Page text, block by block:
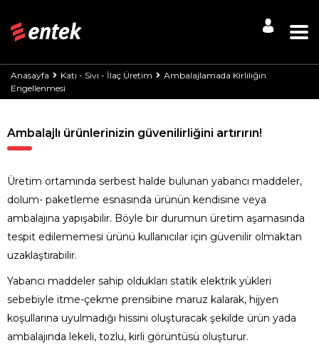
Anasayfa Katı - Sıvı - İlaç Üretim
Ambalajlamada Kirliliğin
Engellenmesi
Ambalajlı ürünlerinizin güvenilirliğini artırırın!
Üretim ortamında serbest halde bulunan yabancı maddeler,
dolum- paketleme esnasında ürünün kendisine veya
ambalajına yapışabilir. Böyle bir durumun üretim aşamasında
tespit edilememesi ürünü kullanıcılar için güvenilir olmaktan
uzaklaştırabilir.
Yabancı maddeler sahip oldukları statik elektrik yükleri
sebebiyle itme-çekme prensibine maruz kalarak, hijyen
koşullarına uyulmadığı hissini oluşturacak şekilde ürün yada
ambalajında lekeli, tozlu, kirli görüntüsü oluşturur.